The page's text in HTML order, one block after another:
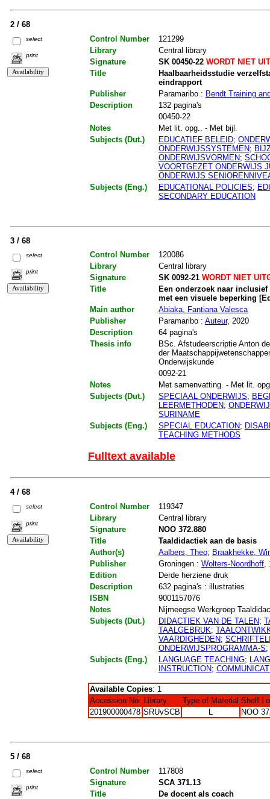
2 / 68
select
print
Control Number
121299
Library
Central library
Signature
SK 00450-22WORDT NIET
Title
Haalbaarheidsstudie
eindrapport
Publisher
Paramaribo : Bendt Training
Description
132 pagina's
00450-22
Notes
Met lit. opg.. - Met bijl.
Subjects (Dut.)
EDUCATIEF BELEID;
ONDERWIJSSYSTEMEN;
ONDERWIJSVORMEN;
VOORTGEZET ONDERWIJS
ONDERWIJS
Subjects (Eng.)
EDUCATIONAL POLICIES;
SECONDARY EDUCATION
3 / 68
select
print
Control Number
120086
Library
Central library
Signature
SK 0092-21WORDT NIET
Title
Een onderzoek naar
met een visuele beperking
Main author
Abiaka, Fantiana Valesca
Publisher
Paramaribo : Auteur, 2020
Description
64 pagina's
Thesis info
BSc. Afstudeerscriptie Anton
der
Onderwijskunde
0092-21
Notes
Met samenvatting. - Met lit.
Subjects (Dut.)
SPECIAAL ONDERWIJS;
LEERMETHODEN;
SURINAME
Subjects (Eng.)
SPECIAL EDUCATION;
TEACHING METHODS
Fulltext available
4 / 68
select
print
Control Number
119347
Library
Central library
Signature
NOO 372.880
Title
Taaldidactiek aan de basis
Author(s)
Aalbers, Theo; Braakhekke,
Publisher
Groningen : Wolters-Noordhoff,
Edition
Derde herziene druk
Description
632 pagina's : illustraties
ISBN
9001157076
Notes
Nijmeegse Werkgroep
Subjects (Dut.)
DIDACTIEK VAN DE TALEN;
TAALGEBRUK;
VAARDIGHEDEN;
ONDERWIJSPROGRAMMA-S;
Subjects (Eng.)
LANGUAGE TEACHING;
INSTRUCTION;
Available Copies: 1
Accession No. Library Type of Material Shelf
201900000478 SRUvSCB L NOO
5 / 68
select
print
Control Number
117808
Signature
SCA 371.13
Title
De docent als coach